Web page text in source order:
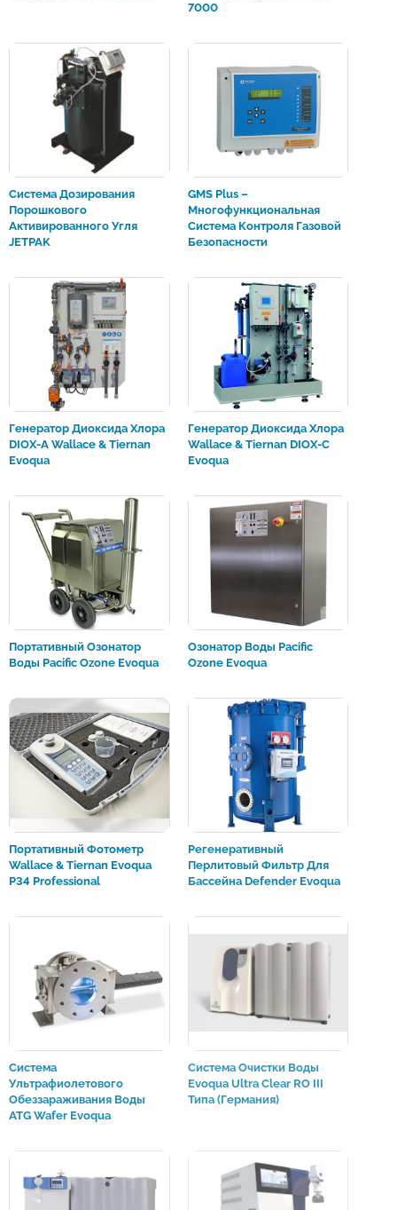
7000
Система Дозирования
Порошкового
Активированного Угля
JETPAK
GMS Plus –
Многофункциональная
Система Контроля Газовой
Безопасности
Генератор Диоксида Хлора
DIOX-A Wallace & Tiernan
Evoqua
Генератор Диоксида Хлора
Wallace & Tiernan DIOX-С
Evoqua
Портативный Озонатор
Воды Pacific Ozone Evoqua
Озонатор Воды Pacific
Ozone Evoqua
Портативный Фотометр
Wallace & Tiernan Evoqua
P34 Professional
Регенеративный
Перлитовый Фильтр Для
Бассейна Defender Evoqua
Система
Ультрафиолетового
Обеззараживания Воды
ATG Wafer Evoqua
Система Очистки Воды
Evoqua Ultra Clear RO III
Типа (Германия)